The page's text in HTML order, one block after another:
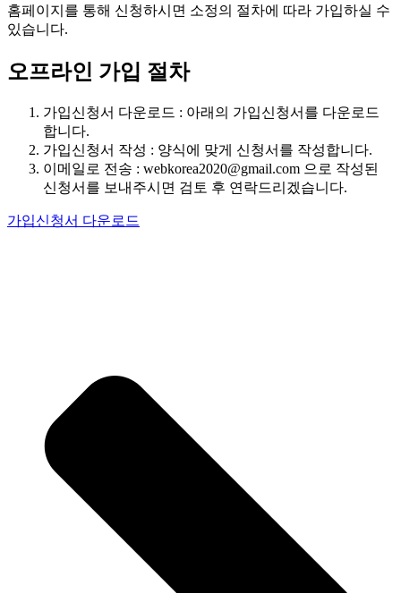
홈페이지를 통해 신청하시면 소정의 절차에 따라 가입하실 수
있습니다.
오프라인 가입 절차
가입신청서 다운로드 : 아래의 가입신청서를 다운로드
합니다.
가입신청서 작성 : 양식에 맞게 신청서를 작성합니다.
이메일로 전송 : webkorea2020@gmail.com 으로 작성된
신청서를 보내주시면 검토 후 연락드리겠습니다.
가입신청서 다운로드